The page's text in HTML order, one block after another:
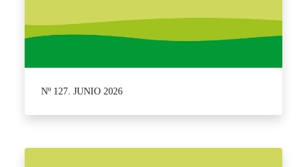
Nº 127. JUNIO 2026